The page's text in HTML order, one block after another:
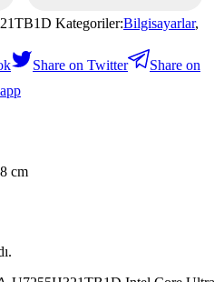
Kategoriler:Bilgisayarlar,
Share on Twitter
Share on
cm